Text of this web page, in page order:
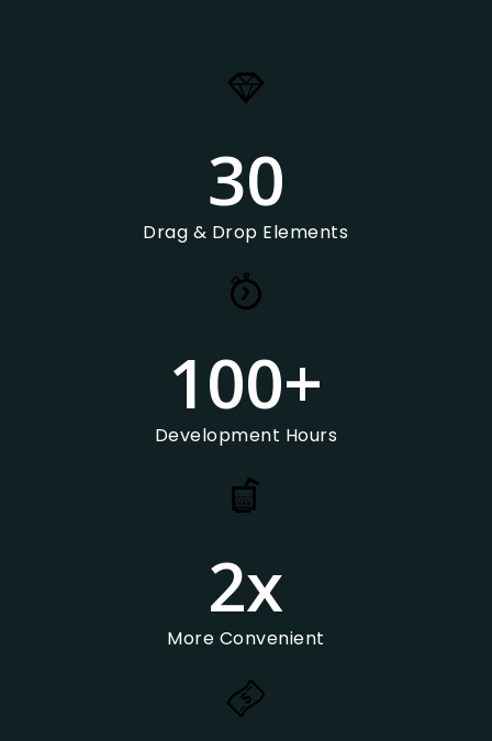
30
Drag & Drop Elements
100+
Development Hours
2x
More Convenient